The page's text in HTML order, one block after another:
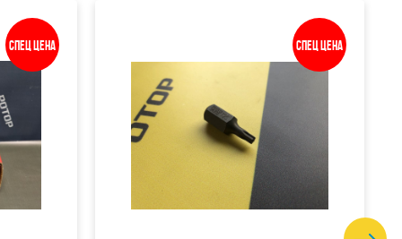
Спец цена Спец цена